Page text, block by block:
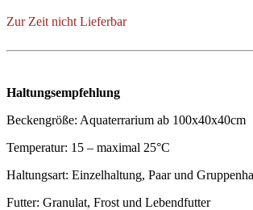
Zur Zeit nicht Lieferbar
Haltungsempfehlung
Beckengröße: Aquaterrarium ab 100x40x40cm
Temperatur: 15 – maximal 25°C
Haltungsart: Einzelhaltung, Paar und
Futter: Granulat, Frost und Lebendfutter